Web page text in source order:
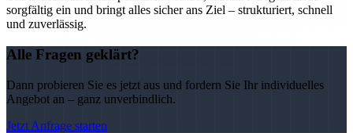
sorgfältig ein und bringt alles sicher ans Ziel – strukturiert, schnell
und zuverlässig.
Alle Fragen geklärt?
Dann probieren Sie es jetzt aus und fordern Sie Ihr individuelles
Angebot an – ganz unverbindlich.
Jetzt Anfrage starten